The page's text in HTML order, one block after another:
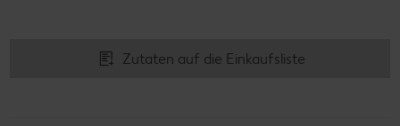
Zutaten auf die Einkaufsliste